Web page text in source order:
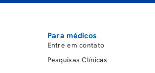
Para médicos
Entre em contato
Pesquisas Clínicas